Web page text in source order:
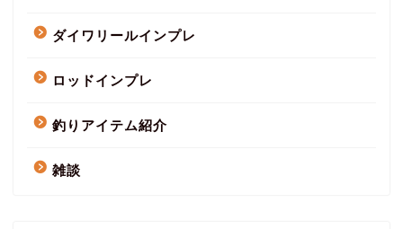
ダイワリールインプレ
ロッドインプレ
釣りアイテム紹介
雑談